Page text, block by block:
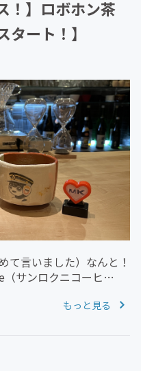
！】ロボホン茶
ート！】
て言いました）なんと！
サンロクニコーヒ
いただけるようになりま
もっと見る